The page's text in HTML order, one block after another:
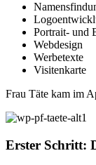
Portrait- und
Webdesign
Werbetexte
Visitenkarte
Frau Täte kam im
Erster Schritt: